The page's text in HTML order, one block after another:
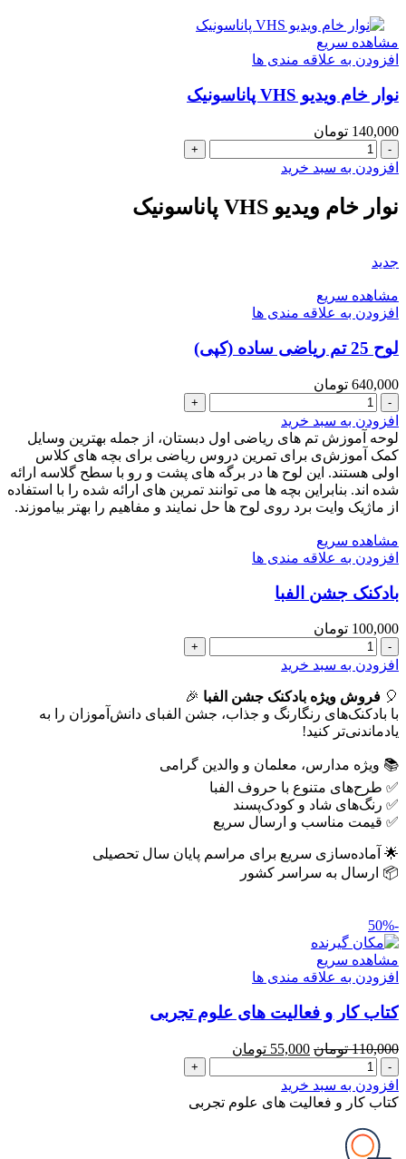
ها)سایز
50
در
(سیمی
عدد
مشاهده سریع
افزودن به علاقه مندی ها
نوار خام ویدیو VHS پاناسونیک
140,000 تومان
نوار
خام
VHS
پاناسونیک
افزودن به سبد خرید
نوار خام ویدیو VHS پاناسونیک
جدید
مشاهده سریع
افزودن به علاقه مندی ها
لوح 25 تم ریاضی ساده (کپی)
640,000 تومان
لوح
25
تم
ریاضی
ساده
(کپی)
عدد
افزودن به سبد خرید
لوحه آموزش تم های ریاضی اول دبستان، از جمله بهترین وسایل
کمک آموزش‌ی برای تمرین دروس ریاضی برای بچه های کلاس
اولی هستند. این لوح ها در برگه های پشت و رو با سطح گلاسه ارائه
شده اند. بنابراین بچه ها می توانند تمرین های ارائه شده را با استفاده
از ماژیک وایت برد روی لوح ها حل نمایند و مفاهیم را بهتر بیاموزند.
مشاهده سریع
افزودن به علاقه مندی ها
بادکنک جشن الفبا
100,000 تومان
بادکنک
جشن
عدد
افزودن به سبد خرید
🎈 فروش ویژه بادکنک جشن الفبا 🎉
با بادکنک‌های رنگارنگ و جذاب، جشن الفبای دانش‌آموزان را به
یادماندنی‌تر کنید!
📚 ویژه مدارس، معلمان و والدین گرامی
✅ طرح‌های متنوع با حروف الفبا
✅ رنگ‌های شاد و کودک‌پسند
✅ قیمت مناسب و ارسال سریع
🌟 آماده‌سازی سریع برای مراسم پایان سال تحصیلی
📦 ارسال به سراسر کشور
-50%
مشاهده سریع
افزودن به علاقه مندی ها
کتاب کار و فعالیت های علوم تجربی
110,000 تومان قیمت
بود.
55,000 تومان
فعلی
است.
کتاب
کار
و
های
علوم
افزودن به سبد خرید
کتاب کار و فعالیت های علوم تجربی